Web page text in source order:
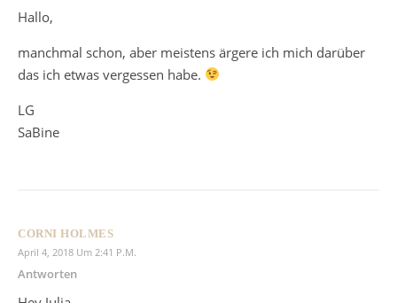
Hallo,
manchmal schon, aber meistens ärgere ich mich darüber
das ich etwas vergessen habe.
LG
SaBine
CORNI HOLMES
April 4, 2018 Um 2:41 P.m.
Antworten